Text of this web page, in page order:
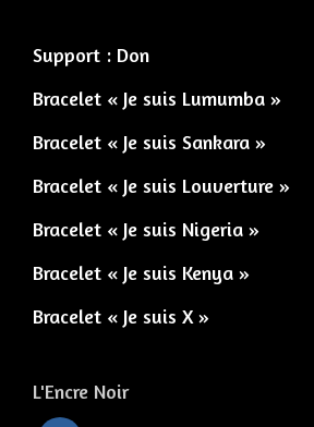
Support : Don
Bracelet « Je suis Lumumba »
Bracelet « Je suis Sankara »
Bracelet « Je suis Louverture »
Bracelet « Je suis Nigeria »
Bracelet « Je suis Kenya »
Bracelet « Je suis X »
L'Encre Noir